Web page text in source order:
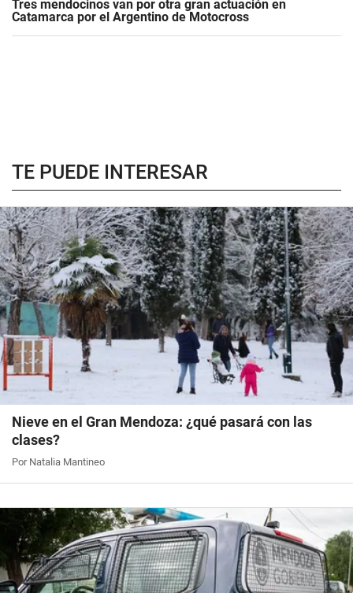
Tres mendocinos van por otra gran actuación en
Catamarca por el Argentino de Motocross
TE PUEDE INTERESAR
Nieve en el Gran Mendoza: ¿qué pasará con las
clases?
Por Natalia Mantineo